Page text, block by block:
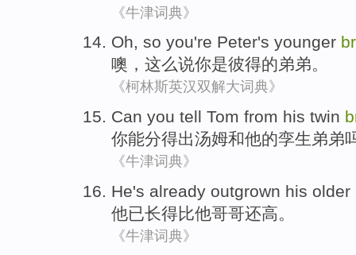
《牛津词典》
Oh, so you're Peter's younger
噢 ， 这么说你是彼得的弟弟。
《柯林斯英汉双解大词典》
Can you tell Tom from his twin
你能分得出汤姆和他的孪生 弟弟
《牛津词典》
He's already outgrown his older
他已长得比他哥哥还高。
《牛津词典》